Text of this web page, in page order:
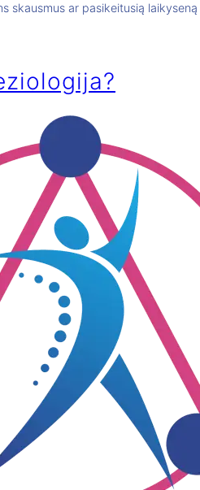
skausmus ar pasikeitusią